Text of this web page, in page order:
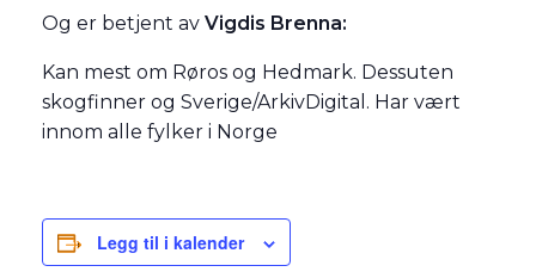
Og er betjent av Vigdis Brenna:
Kan mest om Røros og Hedmark. Dessuten
skogfinner og Sverige/ArkivDigital. Har vært
innom alle fylker i Norge
Legg til i kalender